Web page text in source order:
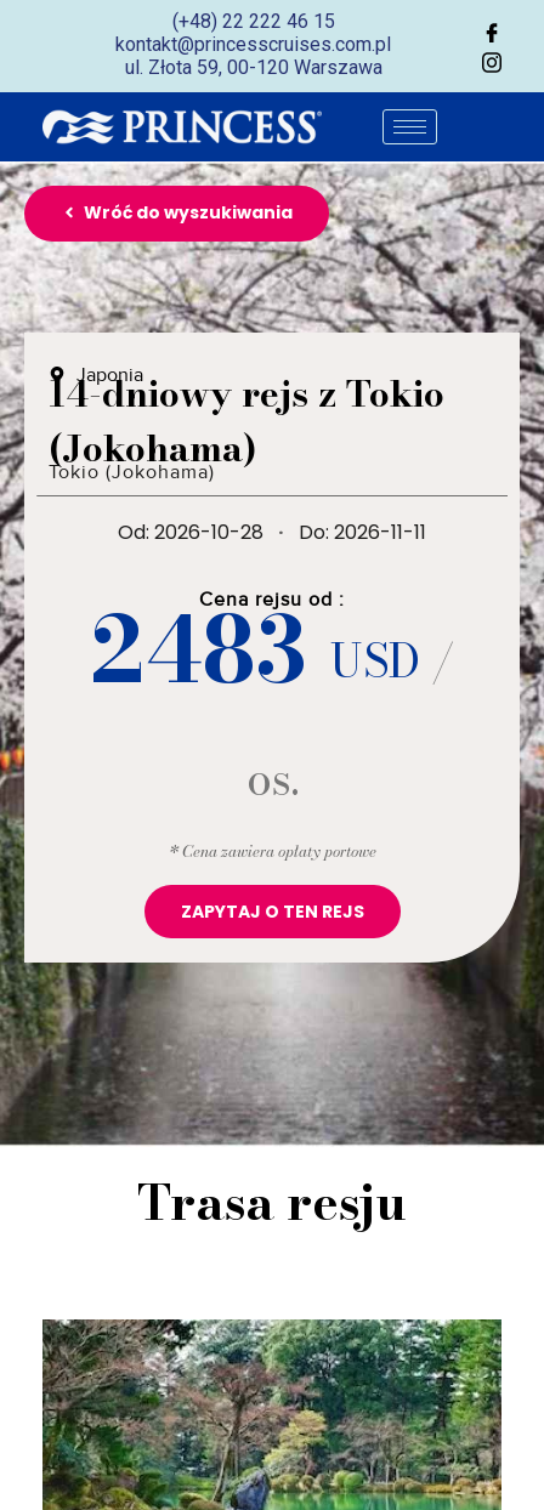
(+48) 22 222 46 15
kontakt@princesscruises.com.pl
ul. Złota 59, 00-120 Warszawa
Wróć do wyszukiwania
Japonia
14-dniowy rejs z Tokio
(Jokohama)
Tokio (Jokohama)
Od: 2026-10-28 · Do: 2026-11-11
Cena rejsu od :
2483USD /
os.
* Cena zawiera opłaty portowe
ZAPYTAJ O TEN REJS
Trasa resju